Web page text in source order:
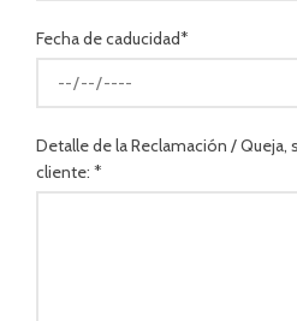
Fecha de caducidad*
Detalle de la Reclamación / Queja,
cliente: *